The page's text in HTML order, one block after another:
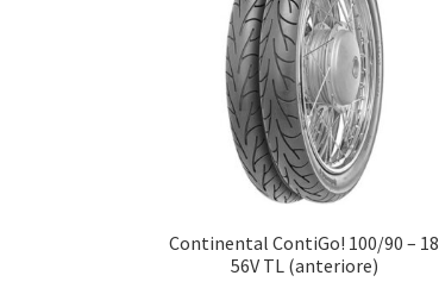
Continental ContiGo! 100/90 – 18
56V TL (anteriore)